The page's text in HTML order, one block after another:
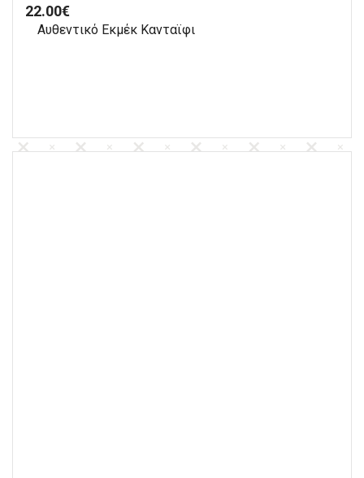
22.00€
Αυθεντικό Εκμέκ Κανταϊφι